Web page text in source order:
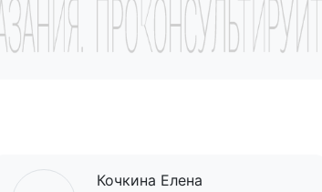
Кочкина Елена